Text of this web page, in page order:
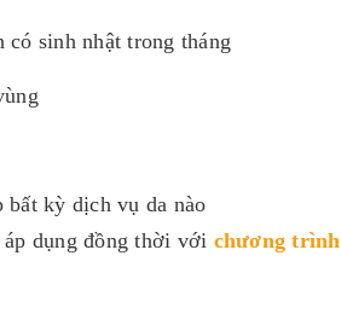
sinh nhật trong tháng
kỳ dịch vụ da nào
dụng đồng thời với chương